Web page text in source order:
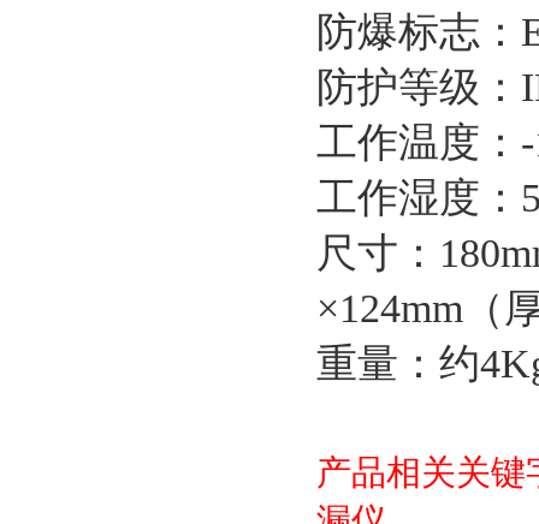
防爆标志：
防护等级：
工作温度
工作湿度：
尺寸：
×124mm（
重量：约
产品相关关